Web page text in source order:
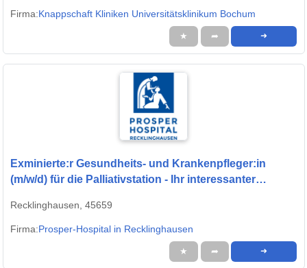
Firma:Knappschaft Kliniken Universitätsklinikum Bochum
★ ➦ ➜
Exminierte:r Gesundheits- und Krankenpfleger:in
(m/w/d) für die Palliativstation - Ihr interessanter
Recklinghausen, 45659
Firma:Prosper-Hospital in Recklinghausen
★ ➦ ➜